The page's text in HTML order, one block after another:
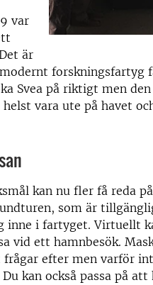
var
är
forskningsfartyg
Svea på riktigt men
vara ute på havet
kan nu fler få reda
som är
inne i fartyget. Virtuellt
vid ett hamnbesök.
efter men varför
kan också passa på